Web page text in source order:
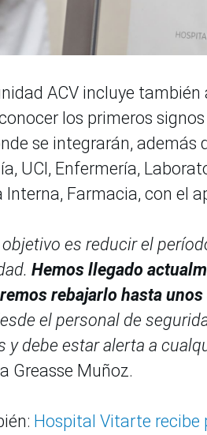
ACV incluye
los primeros
se integrarán, además
UCI, Enfermería,
Interna, Farmacia, con el
es reducir el
Hemos llegado
rebajarlo hasta
el personal de
y debe estar alerta a
Greasse Muñoz.
Hospital Vitarte recibe